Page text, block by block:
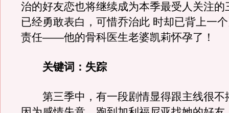
治的好友恋也将继续成为本季最受人关注的
已经勇敢表白，可惜乔治此 时却已背上一
责任——他的骨科医生老婆凯莉怀孕了！
关键词：失踪
第三季中，有一段剧情显得跟主线很不